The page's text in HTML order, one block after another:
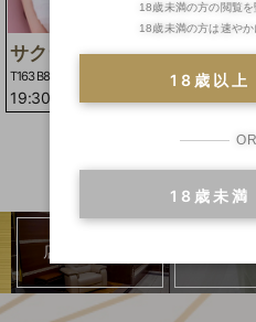
サクラコ
T163 B85(E)W56H85
19:30
店内のご紹介
18歳未満の方の閲覧を
18歳未満の方は速やか
18歳以上
OR
18歳未満